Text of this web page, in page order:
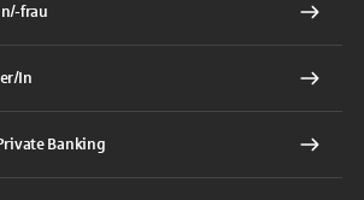
frau
In
Banking